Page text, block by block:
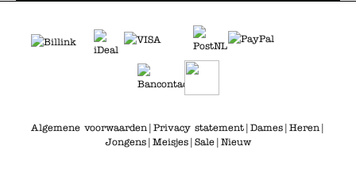
Algemene voorwaarden| Privacy statement| Dames| Heren|
Jongens| Meisjes| Sale| Nieuw